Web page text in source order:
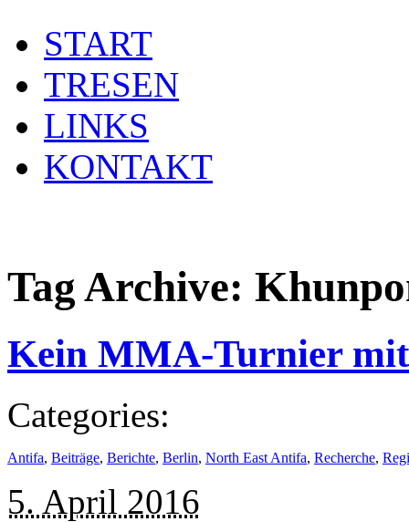
START
TRESEN
LINKS
KONTAKT
Tag Archive:
Kein MMA-Turnier mit
Categories:
Antifa, Beiträge, Berichte, Berlin, North East Antifa, Recherche,
5. April 2016